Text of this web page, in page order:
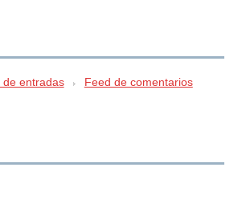
de entradas
Feed de comentarios